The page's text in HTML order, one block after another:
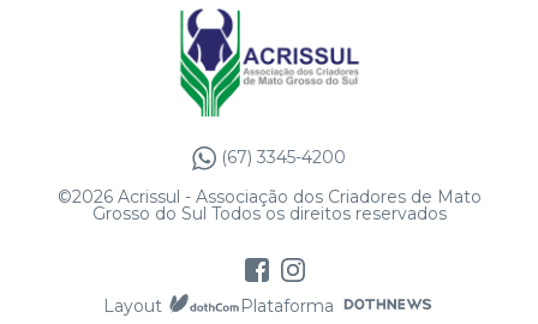
(67) 3345-4200
©2026 Acrissul - Associação dos Criadores de Mato
Grosso do Sul Todos os direitos reservados
Layout Plataforma